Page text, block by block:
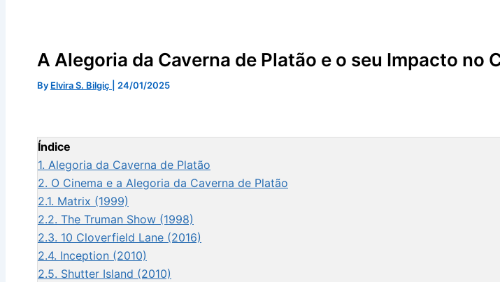
A Alegoria da Caverna de Platão e o seu Impacto no
By Elvira S. Bilgiç 24/01/2025
Índice
1. Alegoria da Caverna de Platão
2. O Cinema e a Alegoria da Caverna de Platão
2.1. Matrix (1999)
2.2. The Truman Show (1998)
2.3. 10 Cloverfield Lane (2016)
2.4. Inception (2010)
2.5. Shutter Island (2010)